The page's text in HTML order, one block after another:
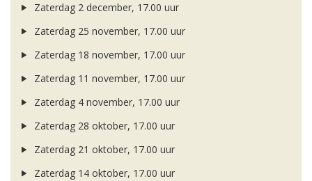
Zaterdag 2 december, 17.00 uur
Zaterdag 25 november, 17.00 uur
Zaterdag 18 november, 17.00 uur
Zaterdag 11 november, 17.00 uur
Zaterdag 4 november, 17.00 uur
Zaterdag 28 oktober, 17.00 uur
Zaterdag 21 oktober, 17.00 uur
Zaterdag 14 oktober, 17.00 uur